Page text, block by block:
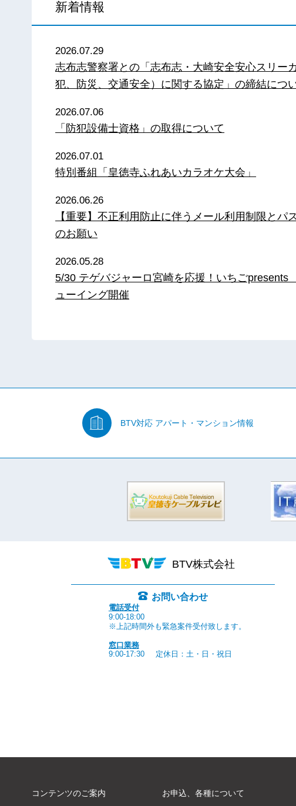
新着情報
2026.07.29
志布志警察署との「志布志・大崎安全安心スリー
犯、防災、交通安全）に関する協定」の締結につ
2026.07.06
「防犯設備士資格」の取得について
2026.07.01
特別番組「皇徳寺ふれあいカラオケ大会」
2026.06.26
【重要】不正利用防止に伴うメール利用制限とパ
のお願い
2026.05.28
5/30 テゲバジャーロ宮崎を応援！いちご
ューイング開催
BTV対応 アパート・マンション情報
BTV株式会社
お問い合わせ
電話受付
9:00-18:00
※上記時間外も緊急案件受付致します。
窓口業務
9:00-17:30
定休日：土・日・祝日
コンテンツのご案内 お申込、各種について